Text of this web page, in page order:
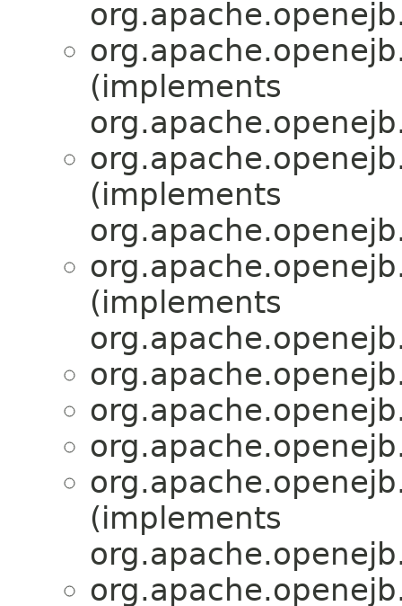
(implements
(implements
(implements
(implements